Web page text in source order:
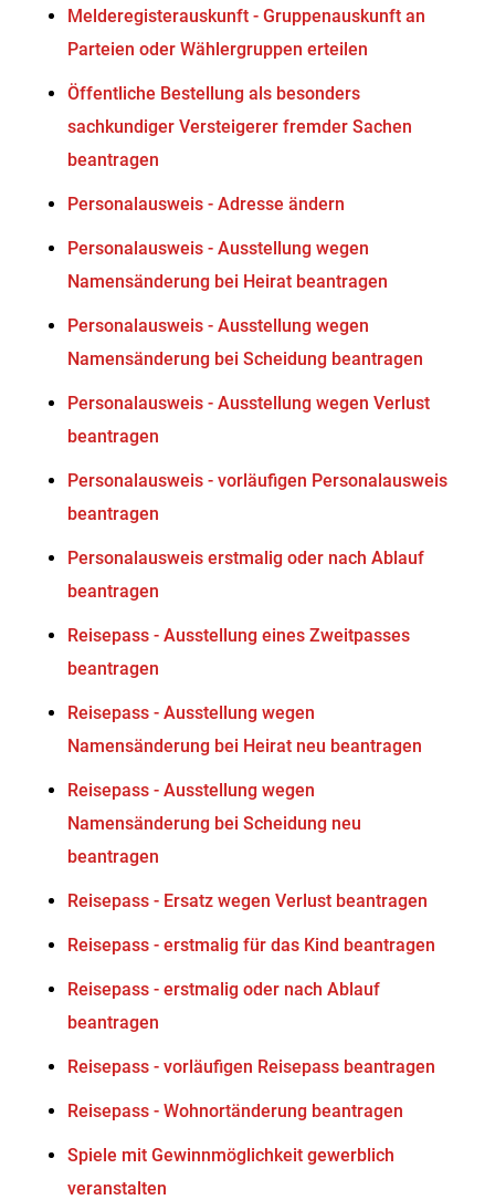
Melderegisterauskunft - Gruppenauskunft an
Parteien oder Wählergruppen erteilen
Öffentliche Bestellung als besonders
sachkundiger Versteigerer fremder Sachen
beantragen
Personalausweis - Adresse ändern
Personalausweis - Ausstellung wegen
Namensänderung bei Heirat beantragen
Personalausweis - Ausstellung wegen
Namensänderung bei Scheidung beantragen
Personalausweis - Ausstellung wegen Verlust
beantragen
Personalausweis - vorläufigen Personalausweis
beantragen
Personalausweis erstmalig oder nach Ablauf
beantragen
Reisepass - Ausstellung eines Zweitpasses
beantragen
Reisepass - Ausstellung wegen
Namensänderung bei Heirat neu beantragen
Reisepass - Ausstellung wegen
Namensänderung bei Scheidung neu
beantragen
Reisepass - Ersatz wegen Verlust beantragen
Reisepass - erstmalig für das Kind beantragen
Reisepass - erstmalig oder nach Ablauf
beantragen
Reisepass - vorläufigen Reisepass beantragen
Reisepass - Wohnortänderung beantragen
Spiele mit Gewinnmöglichkeit gewerblich
veranstalten